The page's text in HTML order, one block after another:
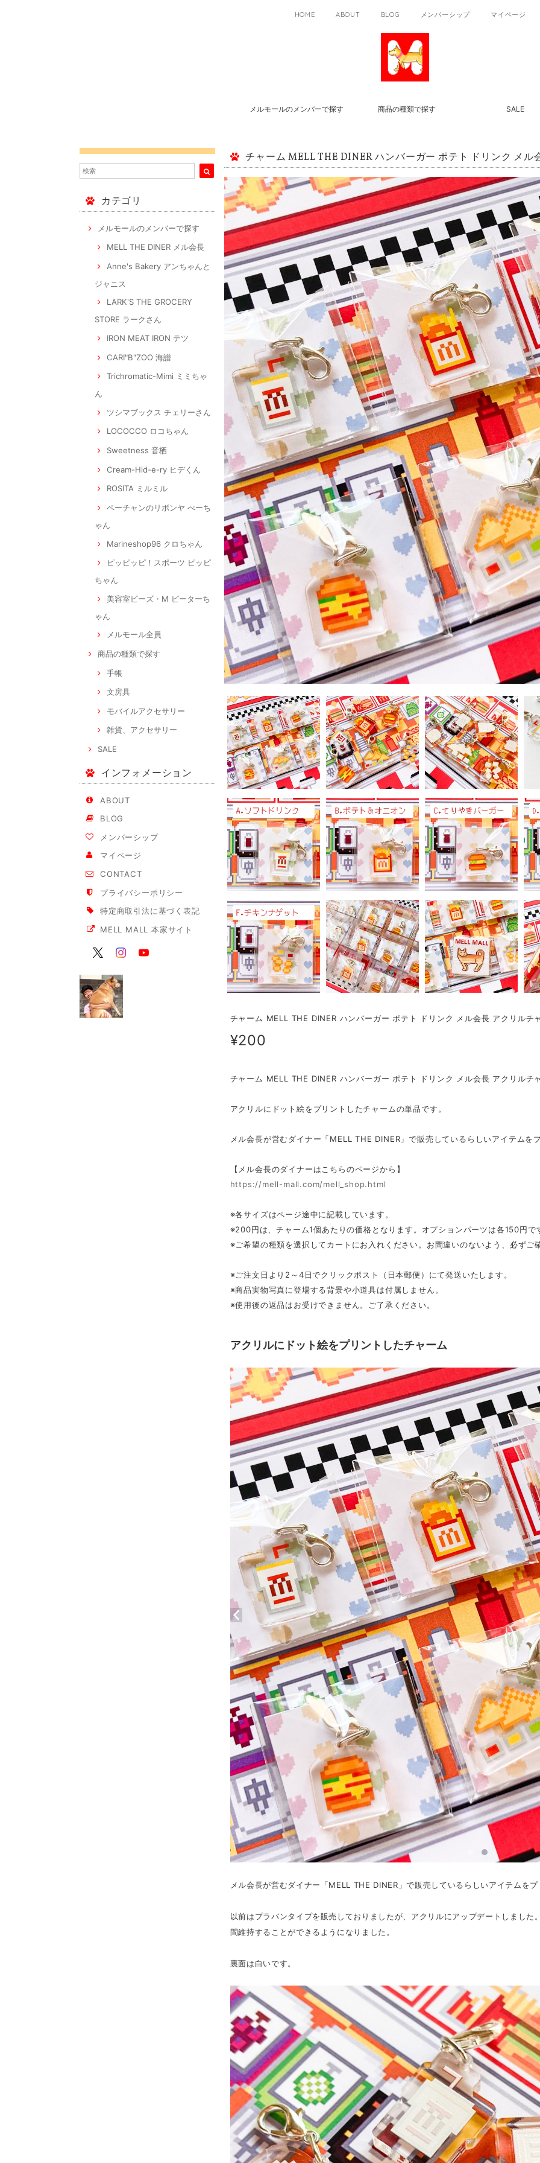
HOME ABOUT BLOG メンバーシップ マイページ
メルモールのメンバーで探す 商品の種類で探す SALE
カテゴリ
メルモールのメンバーで探す
MELL THE DINER メル会長
Anne's Bakery アンちゃんと
ジャニス
LARK'S THE GROCERY
STORE ラークさん
IRON MEAT IRON テツ
CARI"B"ZOO 海譜
Trichromatic-Mimi ミミちゃ
ん
ツシマブックス チェリーさん
LOCOCCO ロコちゃん
Sweetness 音栖
Cream-Hid-e-ry ヒデくん
ROSITA ミルミル
ペーチャンのリボンヤ ぺーち
ゃん
Marineshop96 クロちゃん
ピッピッピ！スポーツ ピッピ
ちゃん
美容室ビーズ・M ピーターち
ゃん
メルモール全員
商品の種類で探す
手帳
文房具
モバイルアクセサリー
雑貨、アクセサリー
SALE
インフォメーション
ABOUT
BLOG
メンバーシップ
マイページ
CONTACT
プライバシーポリシー
特定商取引法に基づく表記
MELL MALL 本家サイト
チャーム MELL THE DINER ハンバーガー ポテト ドリンク メル
チャーム MELL THE DINER ハンバーガー ポテト ドリンク メル会長 アクリルチ
¥200
チャーム MELL THE DINER ハンバーガー ポテト ドリンク メル会長 アクリルチ
アクリルにドット絵をプリントしたチャームの単品です。
メル会長が営むダイナー「MELL THE DINER」で販売しているらしいアイテムをプ
【メル会長のダイナーはこちらのページから】
https://mell-mall.com/mell_shop.html
※各サイズはページ途中に記載しています。
※200円は、チャーム1個あたりの価格となります。オプションパーツは各150円で
※ご希望の種類を選択してカートにお入れください。お間違いのないよう、必ずご
※ご注文日より2～4日でクリックポスト（日本郵便）にて発送いたします。
※商品実物写真に登場する背景や小道具は付属しません。
※使用後の返品はお受けできません。ご了承ください。
アクリルにドット絵をプリントしたチャーム
メル会長が営むダイナー「MELL THE DINER」で販売しているらしいアイテムをプ
以前はプラバンタイプを販売しておりましたが、アクリルにアップデートしまし
間維持することができるようになりました。
裏面は白いです。